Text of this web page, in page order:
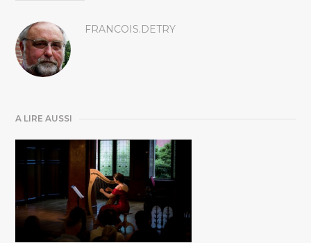
FRANCOIS.DETRY
A LIRE AUSSI